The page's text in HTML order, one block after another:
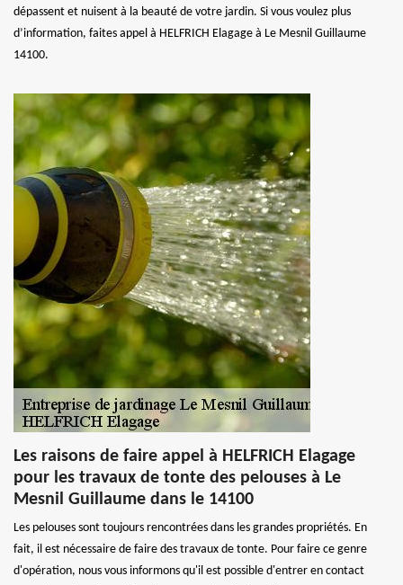
dépassent et nuisent à la beauté de votre jardin. Si vous voulez plus
d’information, faites appel à HELFRICH Elagage à Le Mesnil Guillaume
14100.
Les raisons de faire appel à HELFRICH Elagage
pour les travaux de tonte des pelouses à Le
Mesnil Guillaume dans le 14100
Les pelouses sont toujours rencontrées dans les grandes propriétés. En
fait, il est nécessaire de faire des travaux de tonte. Pour faire ce genre
d'opération, nous vous informons qu'il est possible d'entrer en contact